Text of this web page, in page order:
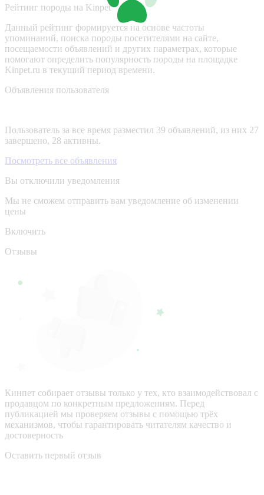
Рейтинг породы на Kinpet
Данный рейтинг формируется на основе частоты
упоминаний, поиска породы посетителями на сайте,
посещаемости объявлений и других параметрах, которые
помогают определить популярность породы на площадке
Kinpet.ru в текущий период времени.
Объявления пользователя
Пользователь за все время разместил 39 объявлений, из них 27
завершено, 28 активны.
Посмотреть все объявления
Вы отключили уведомления
Мы не сможем отправить вам уведомление об изменении
цены
Включить
Отзывы
Кинпет собирает отзывы только у тех, кто взаимодействовал с
продавцом по конкретным предложениям. Перед
публикацией мы проверяем отзывы с помощью трёх
механизмов, чтобы гарантировать читателям качество и
достоверность
Оставить первый отзыв